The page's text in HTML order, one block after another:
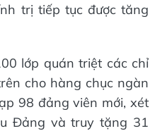
trị tiếp tục được tăng
lớp quán triệt các chỉ
cho hàng chục ngàn
98 đảng viên mới, xét
Đảng và truy tặng 31